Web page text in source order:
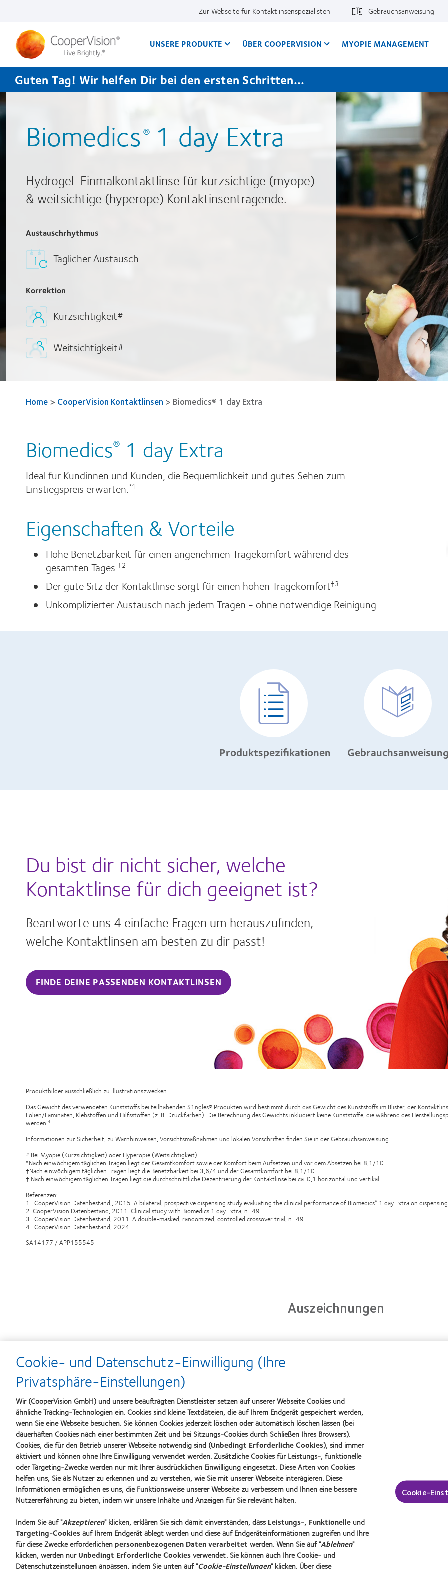
Zur Webseite für Kontaktlinsenspezialisten Gebrauchsanweisung
UNSERE PRODUKTE ÜBER COOPERVISION MYOPIE MANAGEMENT
Guten Tag! Wir helfen Dir bei den ersten Schritten...
Biomedics®1 day Extra
Hydrogel-Einmalkontaktlinse für kurzsichtige (myope)
& weitsichtige (hyperope) Kontaktinsentragende.
Austauschrhythmus
Täglicher Austausch
Korrektion
Kurzsichtigkeit#
Weitsichtigkeit#
Home> CooperVision Kontaktlinsen > Biomedics® 1 day Extra
Biomedics® 1 day Extra
Ideal für Kundinnen und Kunden, die Bequemlichkeit und gutes Sehen zum
Einstiegspreis erwarten.*1
Eigenschaften & Vorteile
Hohe Benetzbarkeit für einen angenehmen Tragekomfort während des
gesamten Tages.†2
Der gute Sitz der Kontaktlinse sorgt für einen hohen Tragekomfort‡3
Unkomplizierter Austausch nach jedem Tragen - ohne notwendige Reinigung
Produktspezifikationen
Du bist dir nicht sicher, welche
Kontaktlinse für dich geeignet ist?
Beantworte uns 4 einfache Fragen um herauszufinden,
welche Kontaktlinsen am besten zu dir passt!
FINDE DEINE PASSENDEN KONTAKTLINSEN
Produktbilder ausschließlich zu Illustrationszwecken.
Das Gewicht des verwendeten Kunststoffs bei teilhabenden S1ngles® Produkten wird bestimmt durch das Gewicht des Kunststoffs im Blister, der
Folien/Laminaten, Klebstoffen und Hilfsstoffen (z. B. Druckfarben). Die Berechnung des Gewichts inkludiert keine Kunststoffe, die während des
werden.4
Informationen zur Sicherheit, zu Warnhinweisen, Vorsichtsmaßnahmen und lokalen Vorschriften finden Sie in der Gebrauchsanweisung.
# Bei Myopie (Kurzsichtigkeit) oder Hyperopie (Weitsichtigkeit).
*Nach einwöchigem täglichen Tragen liegt der Gesamtkomfort sowie der Komfort beim Aufsetzen und vor dem Absetzen bei 8,1/10.
†Nach einwöchigem täglichen Tragen liegt die Benetzbarkeit bei 3,6/4 und der Gesamtkomfort bei 8,1/10.
‡ Nach einwöchigem täglichen Tragen liegt die durchschnittliche Dezentrierung der Kontaktlinse bei ca. 0,1 horizontal und vertikal.
Referenzen:
1. CooperVision Datenbestand,, 2015. A bilateral, prospective dispensing study evaluating the clinical performance of Biomedics® 1 day Extra on
2. CooperVision Datenbestand, 2011. Clinical study with Biomedics 1 day Extra, n=49.
3. CooperVision Datenbestand, 2011. A double-masked, randomized, controlled crossover trial, n=49
4. CooperVision Datenbestand, 2024.
SA14177 / APP155545
Auszeichnungen
more
about
Arbeitgeber
more
about
d’Or-
Preis
für
das
beste
Produkt
mit
MyDay™
(2013)
more
about
Förderer
Unsere Produkte
Kontaktlinsentechnologie
Kontaktlinsen und Sehvermögen
Neuer Träger
Erfahrener Träger
Blog
Über CooperVision
News-Zentrum
Cookie- und Datenschutz-Einwilligung (Ihre
Privatsphäre-Einstellungen)
Wir (CooperVision GmbH) und unsere beauftragten Dienstleister setzen auf unserer Webseite Cookies und
ähnliche Tracking-Technologien ein. Cookies sind kleine Textdateien, die auf Ihrem Endgerät gespeichert werden,
wenn Sie eine Webseite besuchen. Sie können Cookies jederzeit löschen oder automatisch löschen lassen (bei
dauerhaften Cookies nach einer bestimmten Zeit und bei Sitzungs-Cookies durch Schließen Ihres Browsers).
Cookies, die für den Betrieb unserer Webseite notwendig sind (Unbedingt Erforderliche Cookies), sind immer
aktiviert und können ohne Ihre Einwilligung verwendet werden. Zusätzliche Cookies für Leistungs-, funktionelle
oder Targeting-Zwecke werden nur mit Ihrer ausdrücklichen Einwilligung eingesetzt. Diese Arten von Cookies
helfen uns, Sie als Nutzer zu erkennen und zu verstehen, wie Sie mit unserer Webseite interagieren. Diese
Informationen ermöglichen es uns, die Funktionsweise unserer Webseite zu verbessern und Ihnen eine bessere
Nutzererfahrung zu bieten, indem wir unsere Inhalte und Anzeigen für Sie relevant halten.
Indem Sie auf "Akzeptieren" klicken, erklären Sie sich damit einverstanden, dass Leistungs-, Funktionelle und
Targeting-Cookiesauf Ihrem Endgerät ablegt werden und diese auf Endgeräteinformationen zugreifen und Ihre
für diese Zwecke erforderlichen personenbezogenen Daten verarbeitet werden. Wenn Sie auf "Ablehnen"
klicken, werden nurUnbedingt Erforderliche Cookiesverwendet. Sie können auch Ihre Cookie- und
Datenschutzeinstellungen anpassen, indem Sie unten auf "Cookie-Einstellungen" klicken. Über diese
Cookie-